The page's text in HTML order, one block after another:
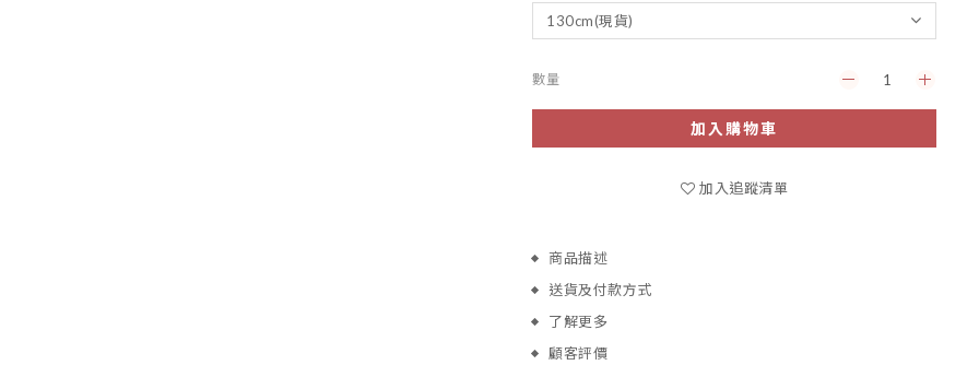
數量
加入購物車
加入追蹤清單
商品描述
送貨及付款方式
了解更多
顧客評價